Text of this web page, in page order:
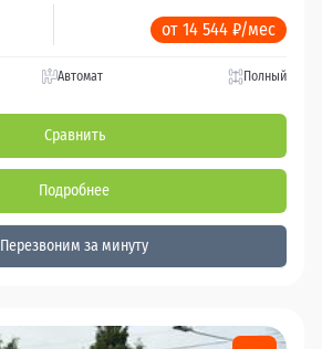
от 14 544 ₽/мес
Автомат Полный
Сравнить
Подробнее
Перезвоним за минуту